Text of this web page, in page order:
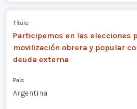
Título
Participemos en las elecciones
movilización obrera y popular
deuda externa
País
Argentina